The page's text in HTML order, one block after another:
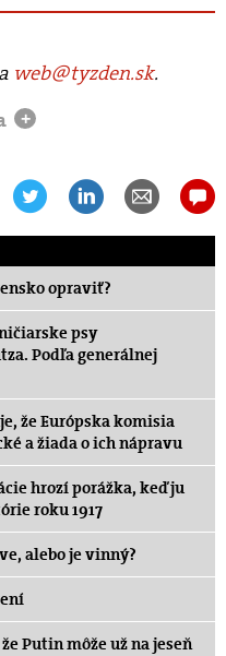
web@tyzden.sk.
+
opraviť?
psy
Podľa generálnej
že Európska komisia
a žiada o ich nápravu
hrozí porážka, keď ju
roku 1917
alebo je vinný?
Putin môže už na jeseň